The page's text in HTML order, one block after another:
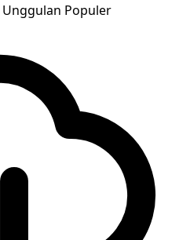
Unggulan Populer